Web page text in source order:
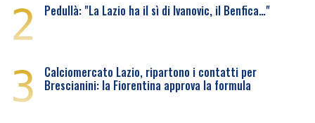
2 Pedullà: "La Lazio ha il sì di Ivanovic, il Benfica…"
3 Calciomercato Lazio, ripartono i contatti per
Brescianini: la Fiorentina approva la formula